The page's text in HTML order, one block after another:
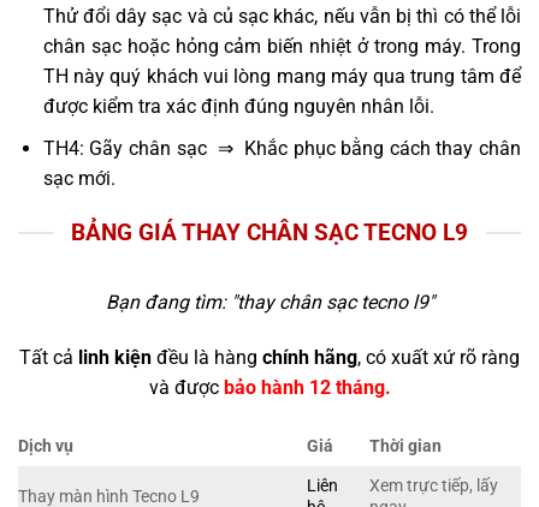
Thử đổi dây sạc và củ sạc khác, nếu vẫn bị thì có thể lỗi
chân sạc hoặc hỏng cảm biến nhiệt ở trong máy. Trong
TH này quý khách vui lòng mang máy qua trung tâm để
được kiểm tra xác định đúng nguyên nhân lỗi.
TH4: Gãy chân sạc ⇒ Khắc phục bằng cách thay chân
sạc mới.
BẢNG GIÁ THAY CHÂN SẠC TECNO L9
Bạn đang tìm: "thay chân sạc tecno l9"
Tất cả linh kiện đều là hàng chính hãng, có xuất xứ rõ ràng
và được bảo hành 12 tháng.
Dịch vụ Giá Thời gian
Thay màn hình Tecno L9
Liên
Xem trực tiếp, lấy